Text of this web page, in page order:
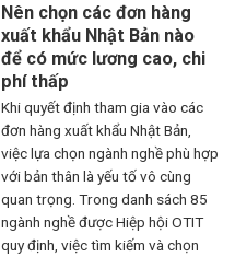
Nên chọn các đơn hàng
xuất khẩu Nhật Bản nào
để có mức lương cao, chi
phí thấp
Khi quyết định tham gia vào các
đơn hàng xuất khẩu Nhật Bản,
việc lựa chọn ngành nghề phù hợp
với bản thân là yếu tố vô cùng
quan trọng. Trong danh sách 85
ngành nghề được Hiệp hội OTIT
quy định, việc tìm kiếm và chọn